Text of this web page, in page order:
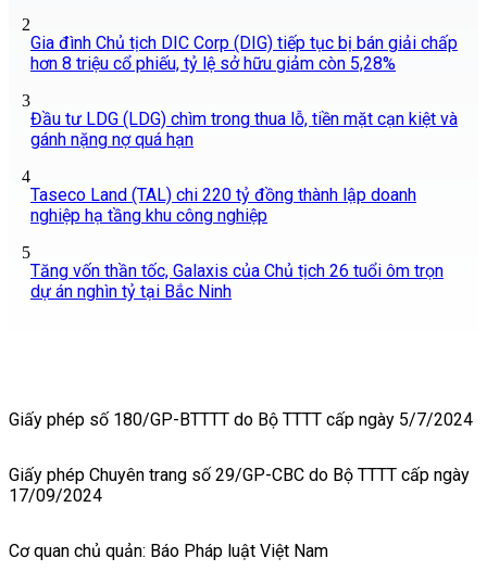
2
Gia đình Chủ tịch DIC Corp (DIG) tiếp tục bị bán giải chấp
hơn 8 triệu cổ phiếu, tỷ lệ sở hữu giảm còn 5,28%
3
Đầu tư LDG (LDG) chìm trong thua lỗ, tiền mặt cạn kiệt và
gánh nặng nợ quá hạn
4
Taseco Land (TAL) chi 220 tỷ đồng thành lập doanh
nghiệp hạ tầng khu công nghiệp
5
Tăng vốn thần tốc, Galaxis của Chủ tịch 26 tuổi ôm trọn
dự án nghìn tỷ tại Bắc Ninh
Giấy phép số 180/GP-BTTTT do Bộ TTTT cấp ngày 5/7/2024
Giấy phép Chuyên trang số 29/GP-CBC do Bộ TTTT cấp ngày
17/09/2024
Cơ quan chủ quản: Báo Pháp luật Việt Nam